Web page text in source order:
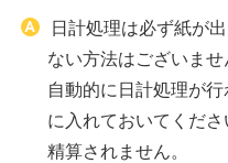
日計処理は必ず紙が
ない方法はございませ
自動的に日計処理が
に入れておいてくだ
精算されません。​